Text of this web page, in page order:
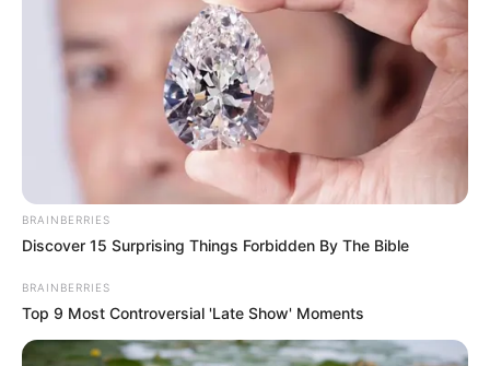
Ανησυχία επικρατεί στην Εύβοια μετά την
έξαρση περιστατικών ηλεκτρονικής και
τηλεφωνικής απάτης.
Επικίνδυνοι επιτήδειοι προσποιούνται τους
λογιστές ή υπαλλήλους λογιστικών γραφείων
και εξαπατούν ανυποψίαστους πολίτες,
αποσπώντας τραπεζικούς κωδικούς και
στοιχεία καρτών.
Οι επιτήδειοι τηλεφωνούν ή στέλνουν
BRAINBERRIES
Discover 15 Surprising Things Forbidden By The Bible
BRAINBERRIES
Top 9 Most Controversial 'Late Show' Moments